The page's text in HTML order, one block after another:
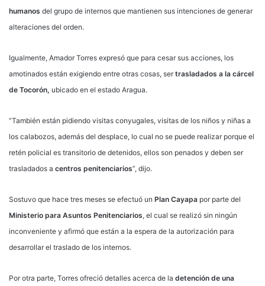
humanos del grupo de internos que mantienen sus intenciones de generar
alteraciones del orden.
Igualmente, Amador Torres expresó que para cesar sus acciones, los
amotinados están exigiendo entre otras cosas, ser trasladados a la cárcel
de Tocorón, ubicado en el estado Aragua.
“También están pidiendo visitas conyugales, visitas de los niños y niñas a
los calabozos, además del desplace, lo cual no se puede realizar porque el
retén policial es transitorio de detenidos, ellos son penados y deben ser
trasladados a centros penitenciarios”, dijo.
Sostuvo que hace tres meses se efectuó un Plan Cayapa por parte del
Ministerio para Asuntos Penitenciarios, el cual se realizó sin ningún
inconveniente y afirmó que están a la espera de la autorización para
desarrollar el traslado de los internos.
Por otra parte, Torres ofreció detalles acerca de la detención de una